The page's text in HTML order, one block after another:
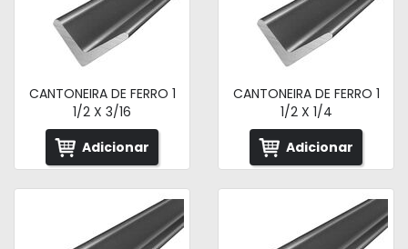
CANTONEIRA DE FERRO 1
1/2 X 3/16
Adicionar
CANTONEIRA DE FERRO 1
1/2 X 1/4
Adicionar